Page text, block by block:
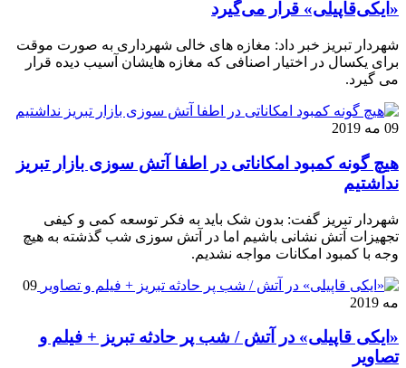
«ایکی‌قاپیلی» قرار می‌گیرد
شهردار تبریز خبر داد: مغازه های خالی شهرداری به صورت موقت
برای یکسال در اختیار اصنافی که مغازه هایشان آسیب دیده قرار
می گیرد.
09 مه 2019
هیچ گونه کمبود امکاناتی در اطفا آتش سوزی بازار تبریز
نداشتیم
شهردار تبریز گفت: بدون شک باید به فکر توسعه کمی و کیفی
تجهیزات آتش نشانی باشیم اما در آتش سوزی شب گذشته به هیچ
وجه با کمبود امکانات مواجه نشدیم.
09
مه 2019
«ایکی قاپیلی» در آتش / شب پر حادثه تبریز + فیلم و
تصاویر